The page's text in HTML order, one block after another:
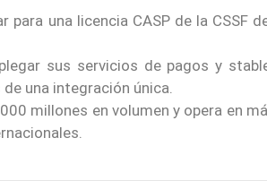
para una licencia CASP de la CSSF
sus servicios de pagos y
una integración única.
millones en volumen y opera en